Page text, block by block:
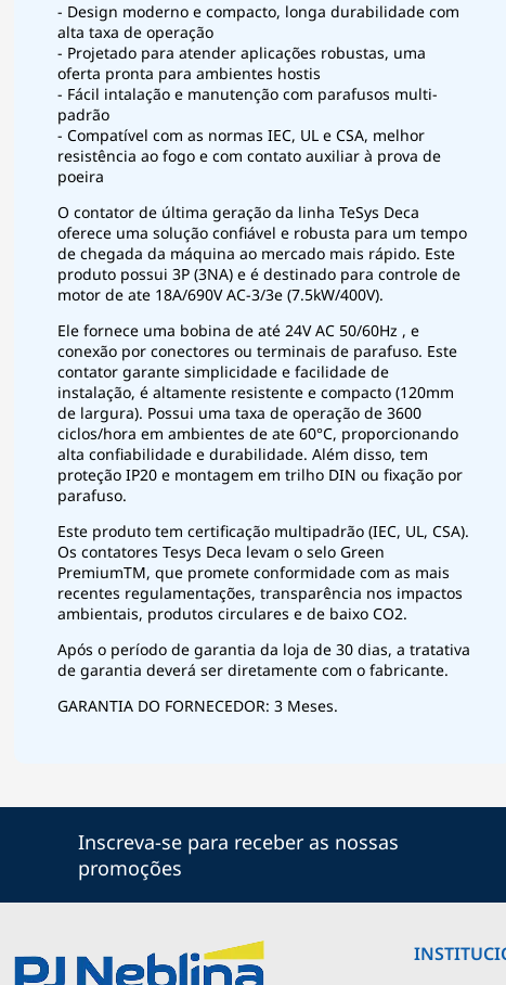
- Design moderno e compacto, longa durabilidade com
alta taxa de operação
- Projetado para atender aplicações robustas, uma
oferta pronta para ambientes hostis
- Fácil intalação e manutenção com parafusos multi-
padrão
- Compatível com as normas IEC, UL e CSA, melhor
resistência ao fogo e com contato auxiliar à prova de
poeira
O contator de última geração da linha TeSys Deca
oferece uma solução confiável e robusta para um tempo
de chegada da máquina ao mercado mais rápido. Este
produto possui 3P (3NA) e é destinado para controle de
motor de ate 18A/690V AC-3/3e (7.5kW/400V).
Ele fornece uma bobina de até 24V AC 50/60Hz , e
conexão por conectores ou terminais de parafuso. Este
contator garante simplicidade e facilidade de
instalação, é altamente resistente e compacto (120mm
de largura). Possui uma taxa de operação de 3600
ciclos/hora em ambientes de ate 60°C, proporcionando
alta confiabilidade e durabilidade. Além disso, tem
proteção IP20 e montagem em trilho DIN ou fixação por
parafuso.
Este produto tem certificação multipadrão (IEC, UL, CSA).
Os contatores Tesys Deca levam o selo Green
PremiumTM, que promete conformidade com as mais
recentes regulamentações, transparência nos impactos
ambientais, produtos circulares e de baixo CO2.
Após o período de garantia da loja de 30 dias, a tratativa
de garantia deverá ser diretamente com o fabricante.
GARANTIA DO FORNECEDOR: 3 Meses.
Inscreva-se para receber as nossas
promoções